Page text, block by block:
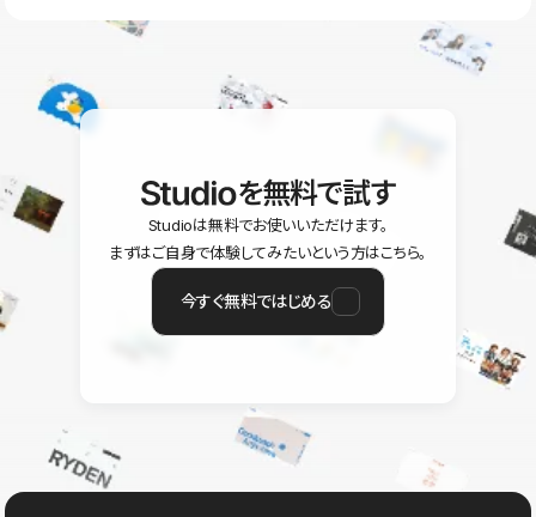
ユーザー同士で質問・相談できるコミュニティもご利用ください。
を無料で試す
Studioは無料でお使いいただけます。
まずはご自身で体験してみたいという方はこちら。
今すぐ無料ではじめる